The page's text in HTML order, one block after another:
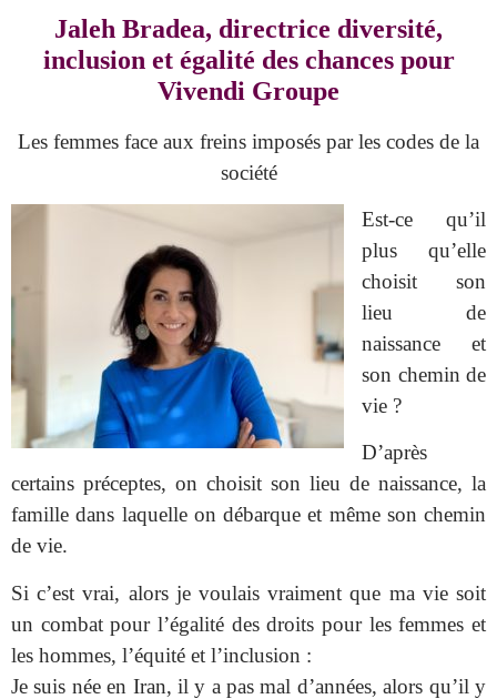
Jaleh Bradea, directrice diversité,
inclusion et égalité des chances pour
Vivendi Groupe
Les femmes face aux freins imposés par les codes de la
société
Est-ce qu’il
plus qu’elle
choisit son
lieu de
naissance et
son chemin de
vie ?
D’après
certains préceptes, on choisit son lieu de naissance, la
famille dans laquelle on débarque et même son chemin
de vie.
Si c’est vrai, alors je voulais vraiment que ma vie soit
un combat pour l’égalité des droits pour les femmes et
les hommes, l’équité et l’inclusion :
Je suis née en Iran, il y a pas mal d’années, alors qu’il y